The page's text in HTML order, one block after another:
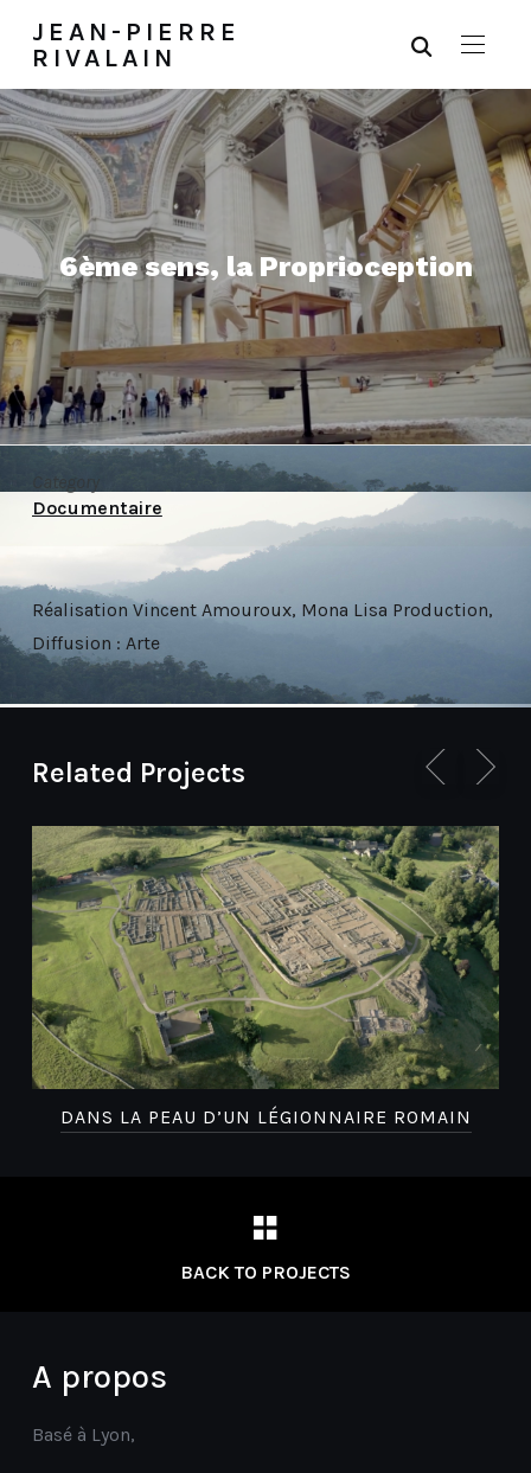
JEAN-PIERRE
RIVALAIN
6ème sens, la Proprioception
Category
Documentaire
Réalisation Vincent Amouroux, Mona Lisa Production,
Diffusion : Arte
Related Projects
DANS LA PEAU D’UN LÉGIONNAIRE ROMAIN
BACK TO PROJECTS
A propos
Basé à Lyon,